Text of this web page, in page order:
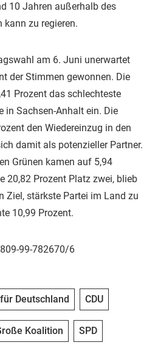
10 Jahren außerhalb des
kann zu regieren.
am 6. Juni unerwartet
der Stimmen gewonnen. Die
Prozent das schlechteste
in Sachsen-Anhalt ein. Die
den Wiedereinzug in den
damit als potenzieller Partner.
Grünen kamen auf 5,94
20,82 Prozent Platz zwei, blieb
Ziel, stärkste Partei im Land zu
10,99 Prozent.
99-782670/6
Deutschland CDU
Koalition SPD